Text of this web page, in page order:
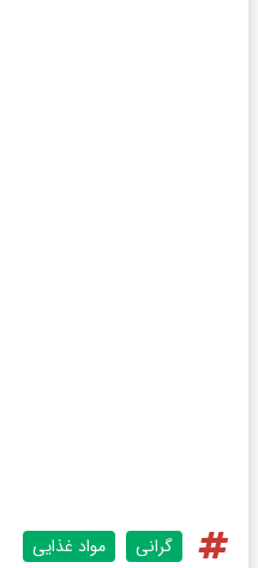
گرانی مواد غذایی